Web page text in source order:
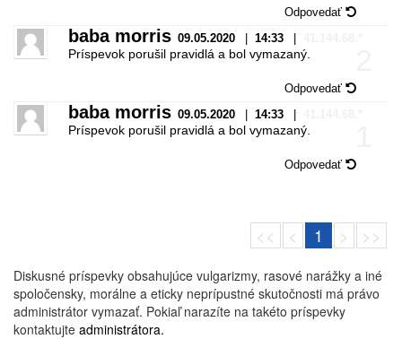
Odpovedať
baba morris 09.05.2020 14:33
Príspevok porušil pravidlá a bol vymazaný.
Odpovedať
baba morris 09.05.2020 14:33
Príspevok porušil pravidlá a bol vymazaný.
Odpovedať
<< < 1 > >>
Diskusné príspevky obsahujúce vulgarizmy, rasové narážky a iné
spoločensky, morálne a eticky neprípustné skutočnosti má právo
administrátor vymazať. Pokiaľ narazíte na takéto príspevky
kontaktujte administrátora.